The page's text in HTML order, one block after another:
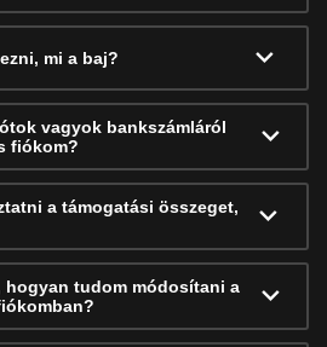
mi a baj?
vagyok bankszámláról
fiókom?
a támogatási összeget,
hogyan tudom módosítani a